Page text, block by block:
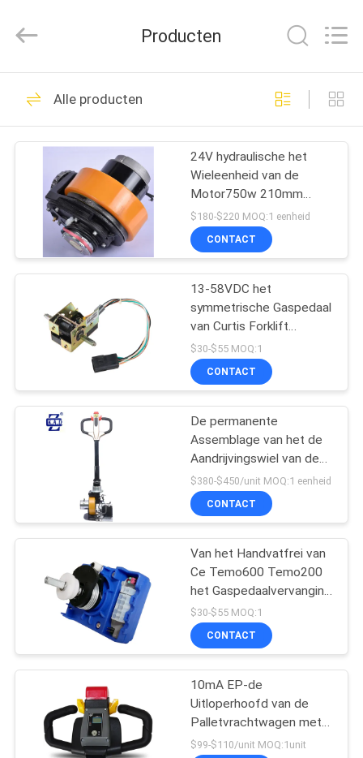
HUIS
PRODUCTEN
VIDEOS
ONGEVEER
ONS
FABRIEKSREIS
KWALITEITSCONTROLE
CONTACTEER
NIEUWS
VERZOEK
OM EEN
CITAAT
SITEMAP
PRIVACY
POLICY
Co.,Ltd.
Elektrische
stapelaar
169
Semi Elektrische
Palletstapelaar
29
De Stapelaar van de
palletlift
33
Handpalletstapelaar
Producten
Alle producten
24V hydraulische het
Wieleenheid van de
Motor750w 210mm
Aandrijving
$180-$220 MOQ:1 eenheid
CONTACT
13-58VDC het
symmetrische Gaspedaal
van Curtis Forklift
Accessories ET126
$30-$55 MOQ:1
CONTACT
De permanente
Assemblage van het de
Aandrijvingswiel van de
Magneet0.75kw
gelijkstroom Motor
Horizontale
$380-$450/unit MOQ:1 eenheid
CONTACT
Van het Handvatfrei van
Ce Temo600 Temo200
het Gaspedaalvervanging
van PCB
$30-$55 MOQ:1
CONTACT
10mA EP-de
Uitloperhoofd van de
Palletvrachtwagen met
Batterijindicator
$99-$110/unit MOQ:1unit